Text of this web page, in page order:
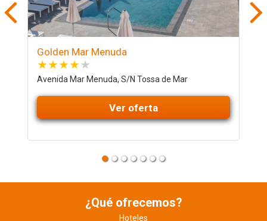
Golden Mar Menuda
Avenida Mar Menuda, S/N Tossa de Mar
Ver oferta
¿Qué ofrecemos?
Hoteles